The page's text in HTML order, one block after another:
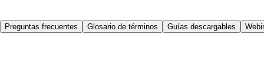
Preguntas frecuentes Glosario de términos Guías descargables